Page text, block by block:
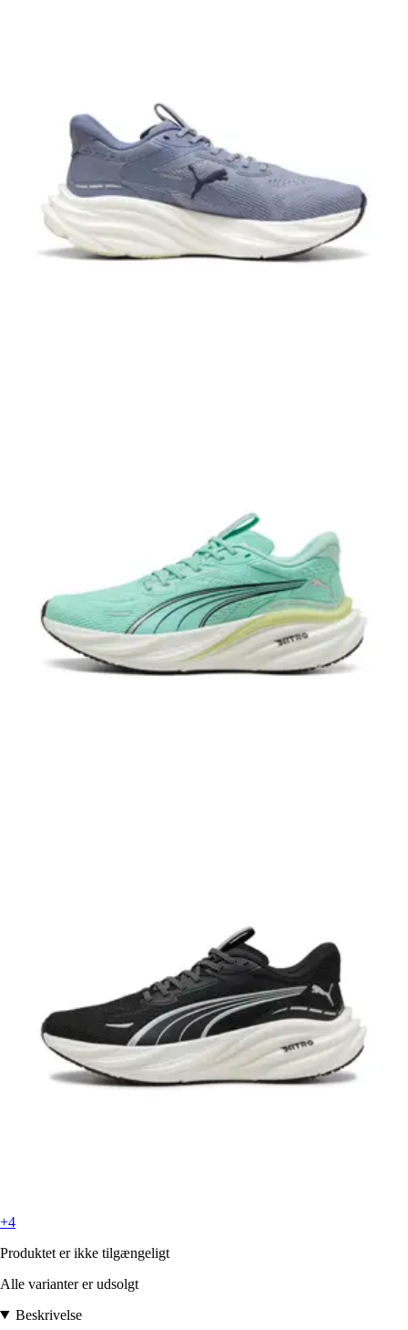
+4
Produktet er ikke tilgængeligt
Alle varianter er udsolgt
Beskrivelse